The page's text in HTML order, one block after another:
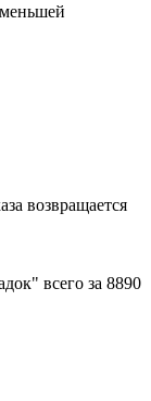
возвращается
всего за 8890